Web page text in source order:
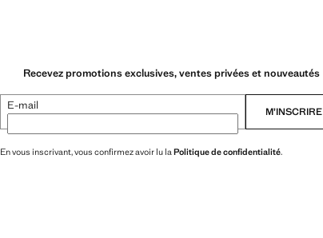
Recevez promotions exclusives, ventes privées et nouveautés
E-mail M’INSCRIRE
En vous inscrivant, vous confirmez avoir lu laPolitique de confidentialité.